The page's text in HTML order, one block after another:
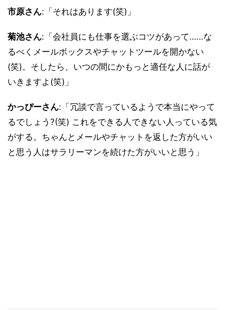
市原さん:「それはあります(笑)」
菊池さん:「会社員にも仕事を選ぶコツがあって……な
るべくメールボックスやチャットツールを開かない
(笑)。そしたら、いつの間にかもっと適任な人に話が
いきますよ(笑)」
かっぴーさん:「冗談で言っているようで本当にやって
るでしょう?(笑) これをできる人できない人っている気
がする。ちゃんとメールやチャットを返した方がいい
と思う人はサラリーマンを続けた方がいいと思う」